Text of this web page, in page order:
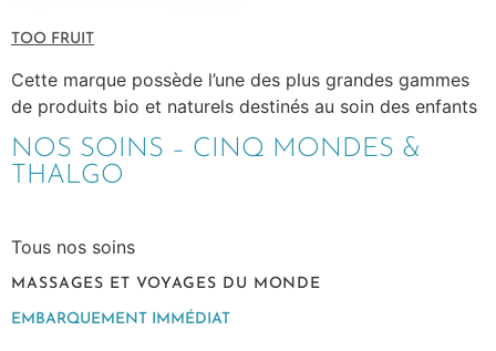
TOO FRUIT
Cette marque possède l’une des plus grandes gammes
de produits bio et naturels destinés au soin des enfants
NOS SOINS – CINQ MONDES &
THALGO
Tous nos soins
MASSAGES ET VOYAGES DU MONDE
EMBARQUEMENT IMMÉDIAT